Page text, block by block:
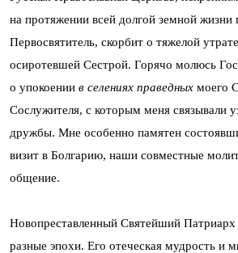
на протяжении всей долгой земной жизни
Первосвятитель, скорбит о тяжелой
осиротевшей Сестрой. Горячо молюсь
о упокоении в селениях праведных моего
Сослужителя, с которым меня связывали
дружбы. Мне особенно памятен
визит в Болгарию, наши совместные
общение.
Новопреставленный Святейший Патриарх
разные эпохи. Его отеческая мудрость и